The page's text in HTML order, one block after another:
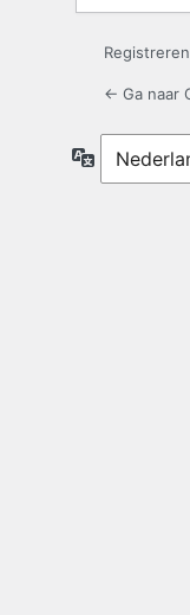
Registreren
← Ga naar
Taal